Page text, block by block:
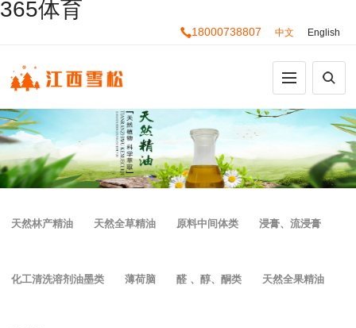
365体育
18000738807 中文 English
天然林产精油 天然全草精油 原料中间体类 浸膏、流浸膏
化工清洗溶剂油墨类 薄荷脑 醛 、醇、酮类 天然全果精油